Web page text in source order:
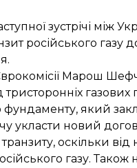
зустрічі між
російського газу
Марош
газових
фундаменту, який
укласти новий
оскільки
газу.